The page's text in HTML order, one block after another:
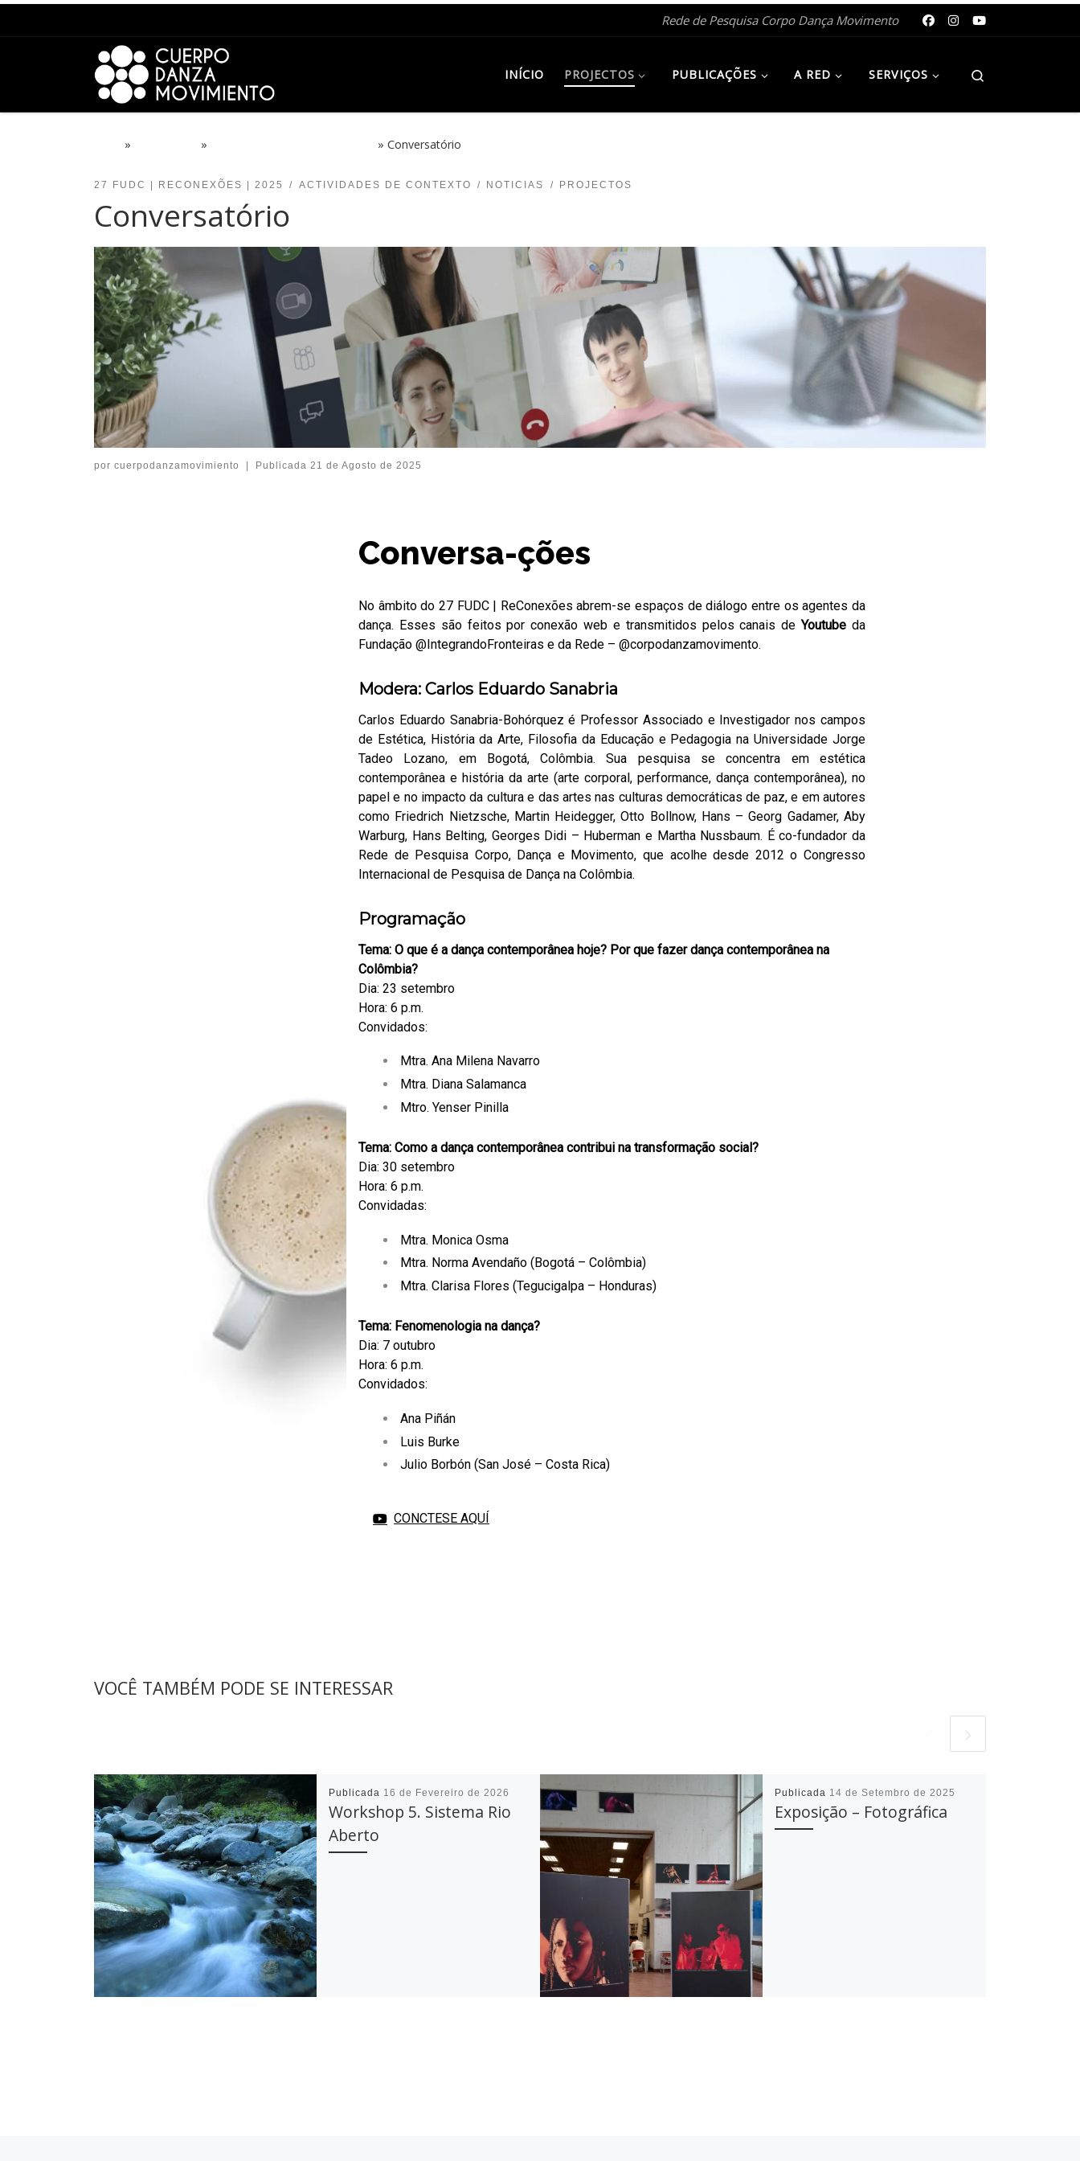
Rede de Pesquisa Corpo Dança Movimento
INÍCIO PROJECTOS PUBLICAÇÕES A RED SERVIÇOS
» » » Conversatório
27 FUDC | RECONEXÕES | 2025 ACTIVIDADES DE CONTEXTO NOTICIAS PROJECTOS
Conversatório
por cuerpodanzamovimiento | Publicada 21 de Agosto de 2025
Conversa-ções
No âmbito do 27 FUDC | ReConexões abrem-se espaços de diálogo entre os agentes da
dança. Esses são feitos por conexão web e transmitidos pelos canais deYoutube da
Fundação @IntegrandoFronteiras e da Rede – @corpodanzamovimento.
Modera: Carlos Eduardo Sanabria
Carlos Eduardo Sanabria-Bohórquez é Professor Associado e Investigador nos campos
de Estética, História da Arte, Filosofia da Educação e Pedagogia na Universidade Jorge
Tadeo Lozano, em Bogotá, Colômbia. Sua pesquisa se concentra em estética
contemporânea e história da arte (arte corporal, performance, dança contemporânea), no
papel e no impacto da cultura e das artes nas culturas democráticas de paz, e em autores
como Friedrich Nietzsche, Martin Heidegger, Otto Bollnow, Hans – Georg Gadamer, Aby
Warburg, Hans Belting, Georges Didi – Huberman e Martha Nussbaum. É co-fundador da
Rede de Pesquisa Corpo, Dança e Movimento, que acolhe desde 2012 o Congresso
Internacional de Pesquisa de Dança na Colômbia.
Programação
Tema: O que é a dança contemporânea hoje?Por que fazer dança contemporânea na
Colômbia?
Dia: 23 setembro
Hora: 6 p.m.
Convidados:
Mtra. Ana Milena Navarro
Mtra. Diana Salamanca
Mtro. Yenser Pinilla
Tema: Como a dança contemporânea contribui na transformação social?
Dia: 30 setembro
Hora: 6 p.m.
Convidadas:
Mtra. Monica Osma
Mtra. Norma Avendaño (Bogotá – Colômbia)
Mtra. Clarisa Flores (Tegucigalpa – Honduras)
Tema: Fenomenologia na dança?
Dia: 7 outubro
Hora: 6 p.m.
Convidados:
Ana Piñán
Luis Burke
Julio Borbón (San José – Costa Rica)
CONCTESE AQUÍ
VOCÊ TAMBÉM PODE SE INTERESSAR
Publicada 16 de Fevereiro de 2026
Workshop 5. Sistema Rio
Aberto
Publicada 14 de Setembro de 2025
Exposição – Fotográfica